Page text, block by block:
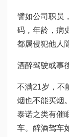
譬如公司职员
码，年龄，病
都属侵犯他人
酒醉驾驶或事
不满21岁，不
烟也不能买烟
泰诺之类有催
车。醉酒驾车